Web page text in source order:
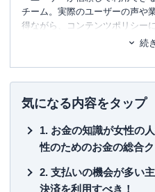
チーム。実際のユーザーの声や
得ながら、コンテンツポリシー
ます。暮らしに関するトピック
■書籍
初心者でもわかる！お金に関す
KTAA団体シルバー認証マーク
有料職業紹介事業（厚生労働大
続
気になる内容をタップ
お金の知識が女性の
性のためのお金の総合ク
支払いの機会が多い
決済を利用すべき！